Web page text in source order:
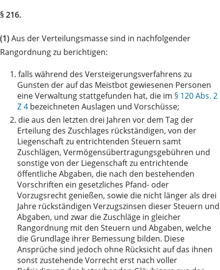
§ 216.
(1)Aus der Verteilungsmasse sind in nachfolgender
Rangordnung zu berichtigen:
1. falls während des Versteigerungsverfahrens zu
Gunsten der auf das Meistbot gewiesenen Personen
eine Verwaltung stattgefunden hat, die im § 120 Abs. 2
Z 4 bezeichneten Auslagen und Vorschüsse;
2. die aus den letzten drei Jahren vor dem Tag der
Erteilung des Zuschlages rückständigen, von der
Liegenschaft zu entrichtenden Steuern samt
Zuschlägen, Vermögensübertragungsgebühren und
sonstige von der Liegenschaft zu entrichtende
öffentliche Abgaben, die nach den bestehenden
Vorschriften ein gesetzliches Pfand- oder
Vorzugsrecht genießen, sowie die nicht länger als drei
Jahre rückständigen Verzugszinsen dieser Steuern und
Abgaben, und zwar die Zuschläge in gleicher
Rangordnung mit den Steuern und Abgaben, welche
die Grundlage ihrer Bemessung bilden. Diese
Ansprüche sind jedoch ohne Rücksicht auf das ihnen
sonst zustehende Vorrecht erst nach voller